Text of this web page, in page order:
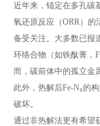
近年来，锚定在多孔碳
氧还原反应（ORR）
备受关注。大多数已报
环络合物（如铁酞菁，
而，碳前体中的孤立金
此外，热解后Fe-Nx的
破坏。
通过非热解法更有希望